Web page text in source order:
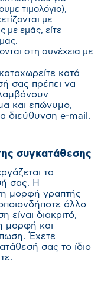
τιμολόγιο),
με
με εμάς, είτε
στη συνέχεια με
κατά
σας πρέπει να
και επώνυμο,
διεύθυνση e-mail.
συγκατάθεσης
τα
σας. Η
μορφή γραπτής
άλλο
είναι διακριτό,
μορφή και
Έχετε
σας το ίδιο